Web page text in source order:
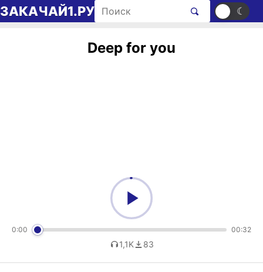
Перейти к содержимому
ЗАКАЧАЙ1.РУ Поиск рингтонов ☀ ☾
Deep for you
0:00 00:32
1,1K 83